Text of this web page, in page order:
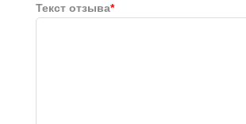
Текст отзыва*